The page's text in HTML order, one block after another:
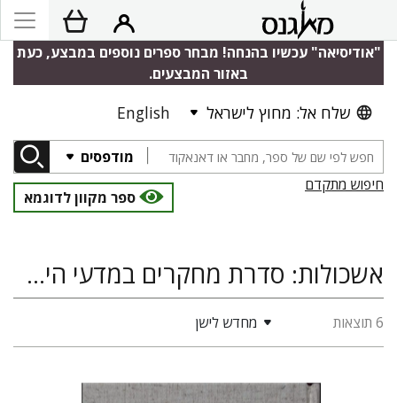
"אודיסיאה" עכשיו בהנחה! מבחר ספרים נוספים במבצע, כעת
באזור המבצעים.
שלח אל: מחוץ לישראל English
מודפסים
חיפוש מתקדם
ספר מקוון לדוגמא
אשכולות: סדרת מחקרים במדעי היהדות
6 תוצאות מחדש לישן